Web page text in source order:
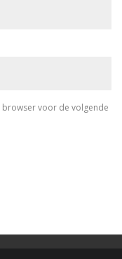
browser voor de volgende